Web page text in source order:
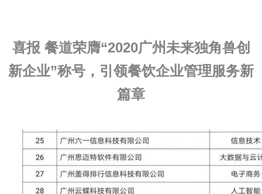
喜报 餐道荣膺“2020广州未来独角兽创
新企业”称号，引领餐饮企业管理服务新
篇章